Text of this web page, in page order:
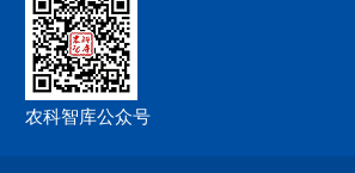
农科智库公众号